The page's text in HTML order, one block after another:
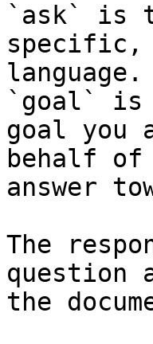
`ask` is
specific,
language.
`goal` is
goal you
behalf
answer
The
question
the